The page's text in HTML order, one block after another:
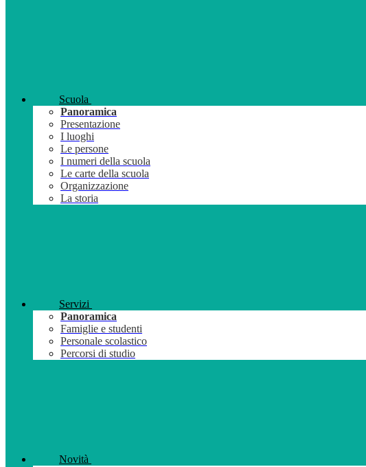
Scuola
Panoramica
Presentazione
I luoghi
Le persone
I numeri della scuola
Le carte della scuola
Organizzazione
La storia
Servizi
Panoramica
Famiglie e studenti
Personale scolastico
Percorsi di studio
Novità